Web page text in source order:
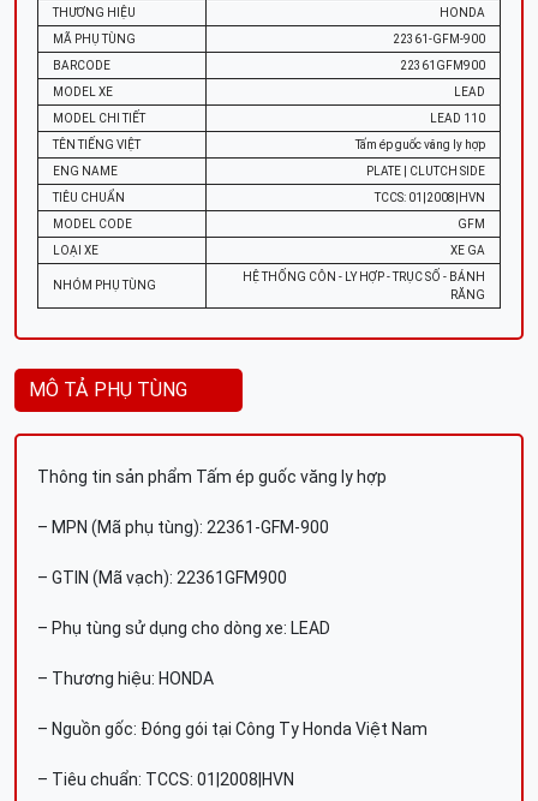
THƯƠNG HIỆU
HONDA
MÃ PHỤ TÙNG
22361-GFM-900
BARCODE
22361GFM900
MODEL XE
LEAD
MODEL CHI TIẾT
LEAD 110
TÊN TIẾNG VIỆT
Tấm ép guốc văng ly hợp
ENG NAME
PLATE | CLUTCH SIDE
TIÊU CHUẨN
TCCS: 01|2008|HVN
MODEL CODE
GFM
LOẠI XE
XE GA
NHÓM PHỤ TÙNG
HỆ THỐNG CÔN - LY HỢP - TRỤC SỐ - BÁNH
RĂNG
MÔ TẢ PHỤ TÙNG
Thông tin sản phẩm Tấm ép guốc văng ly hợp
– MPN (Mã phụ tùng): 22361-GFM-900
– GTIN (Mã vạch): 22361GFM900
– Phụ tùng sử dụng cho dòng xe: LEAD
– Thương hiệu: HONDA
– Nguồn gốc: Đóng gói tại Công Ty Honda Việt Nam
– Tiêu chuẩn: TCCS: 01|2008|HVN